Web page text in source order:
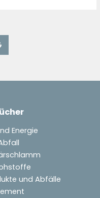
Energie
und Abfälle